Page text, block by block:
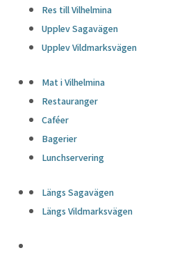
Res till Vilhelmina
Upplev Sagavägen
Upplev Vildmarksvägen
Mat i Vilhelmina
Restauranger
Caféer
Bagerier
Lunchservering
Längs Sagavägen
Längs Vildmarksvägen